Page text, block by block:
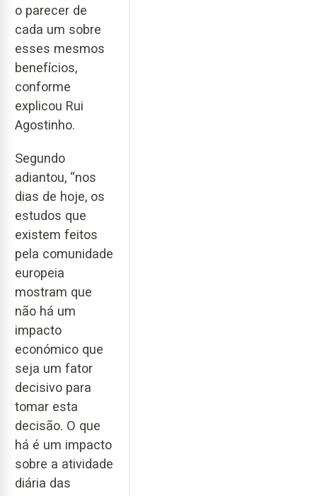
o parecer de
cada um sobre
esses mesmos
benefícios,
conforme
explicou Rui
Agostinho.
Segundo
adiantou, “nos
dias de hoje, os
estudos que
existem feitos
pela comunidade
europeia
mostram que
não há um
impacto
económico que
seja um fator
decisivo para
tomar esta
decisão. O que
há é um impacto
sobre a atividade
diária das